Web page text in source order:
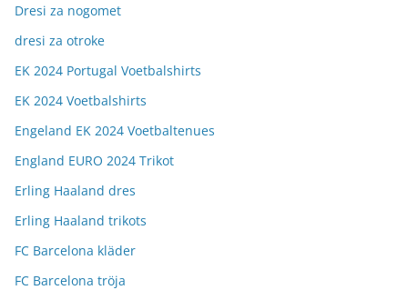
Dresi za nogomet
dresi za otroke
EK 2024 Portugal Voetbalshirts
EK 2024 Voetbalshirts
Engeland EK 2024 Voetbaltenues
England EURO 2024 Trikot
Erling Haaland dres
Erling Haaland trikots
FC Barcelona kläder
FC Barcelona tröja